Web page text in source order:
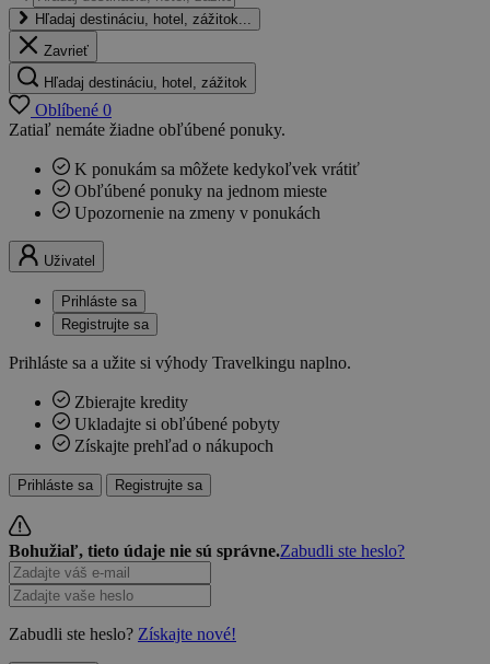
Hľadaj destináciu, hotel, zážitok...
Zavrieť
Hľadaj destináciu, hotel, zážitok
Oblíbené 0
Zatiaľ nemáte žiadne obľúbené ponuky.
K ponukám sa môžete kedykoľvek vrátiť
Obľúbené ponuky na jednom mieste
Upozornenie na zmeny v ponukách
Uživatel
Prihláste sa
Registrujte sa
Prihláste sa a užite si výhody Travelkingu naplno.
Zbierajte kredity
Ukladajte si obľúbené pobyty
Získajte prehľad o nákupoch
Prihláste sa Registrujte sa
Bohužiaľ, tieto údaje nie sú správne.Zabudli ste heslo?
Zabudli ste heslo? Získajte nové!